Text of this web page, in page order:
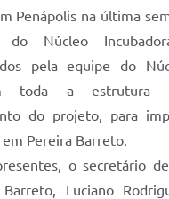
Penápolis na última
Núcleo
pela equipe do
toda a estrutura
do projeto, para
Pereira Barreto.
o secretário
Luciano